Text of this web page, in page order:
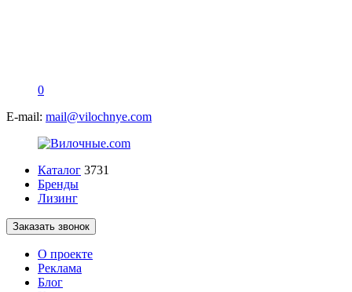
0
E-mail: mail@vilochnye.com
Каталог 3731
Бренды
Лизинг
Заказать звонок
О проекте
Реклама
Блог